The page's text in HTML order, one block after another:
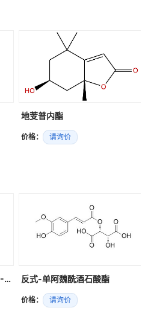
地芰普内酯
价格： 请询价
2,3-二羟基-12-齐墩果烯-28-酸 反式-单阿魏酰酒石酸酯
价格： 请询价